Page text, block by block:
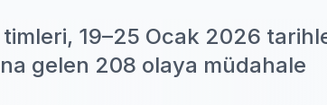
timleri, 19–25 Ocak 2026
gelen 208 olaya müdahale